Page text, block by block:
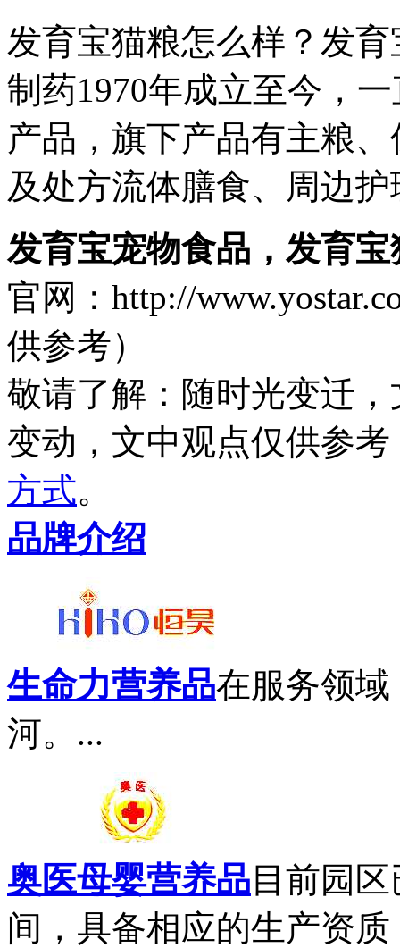
发育宝猫粮怎么样？发
制药1970年成立至今，
产品，旗下产品有主粮
及处方流体膳食、周边
发育宝宠物食品，发育宝
官网：http://
供参考）
敬请了解 ：随时光变迁
变动，文中观点仅供参考
方式。
品牌介绍
生命力营养品在服务领
河。...
奥医母婴营养品 目前园
间，具备相应的生产资